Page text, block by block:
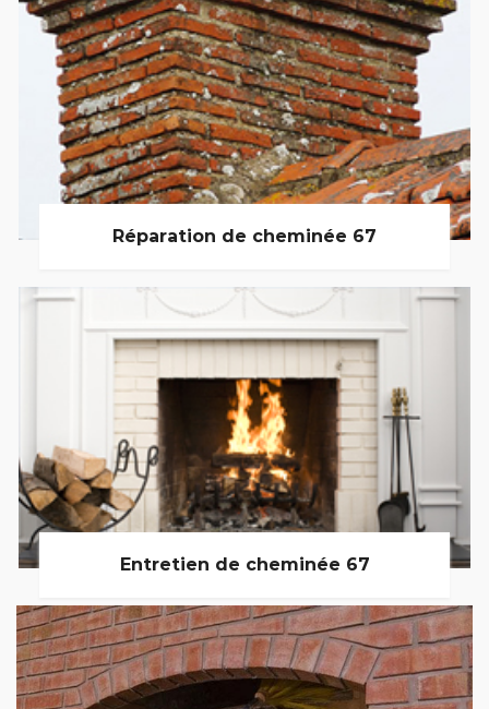
Réparation de cheminée 67
Entretien de cheminée 67